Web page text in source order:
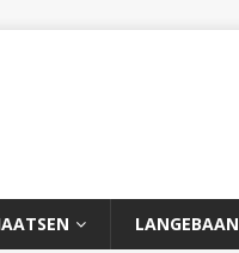
LANGEBAAN